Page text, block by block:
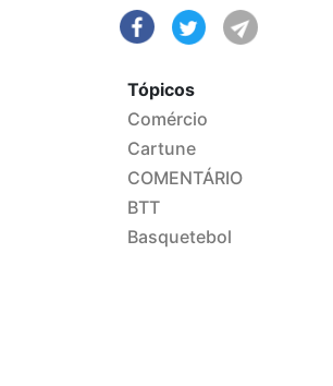
Tópicos
Comércio
Cartune
COMENTÁRIO
BTT
Basquetebol